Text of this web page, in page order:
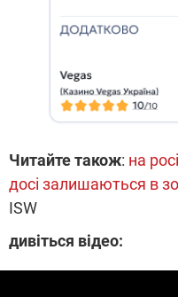
Читайте також: на
досі залишаються в
ISW
дивіться відео: